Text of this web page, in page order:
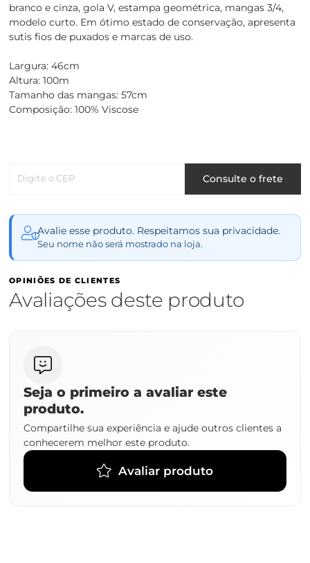
branco e cinza, gola V, estampa geométrica, mangas 3/4,
modelo curto. Em ótimo estado de conservação, apresenta
sutis fios de puxados e marcas de uso.
Largura: 46cm
Altura: 100m
Tamanho das mangas: 57cm
Composição: 100% Viscose
Digite o CEP Consulte o frete
Avalie esse produto. Respeitamos sua privacidade.
Seu nome não será mostrado na loja.
OPINIÕES DE CLIENTES
Avaliações deste produto
Seja o primeiro a avaliar este
produto.
Compartilhe sua experiência e ajude outros clientes a
conhecerem melhor este produto.
Avaliar produto